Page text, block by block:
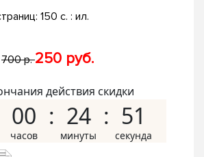
150 с. : ил.
700 р.250 руб.
действия скидки
00 24 50